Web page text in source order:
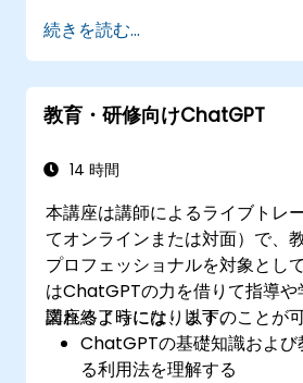
『有益な洞察の生成』およ
ChatGPTを有効活用する能
データサイエンスワークフ
を組み込むための最善策を
続きを読む...
教育・研修向けChatGPT
14 時間
本講座は講師によるライブトレ
てオンラインまたは対面）で、
プロフェッショナルを対象とし
はChatGPTの力を借りて指導や
図れるようになります。
講座終了時には、以下のことが
ChatGPTの基礎知識および
る利用法を理解する